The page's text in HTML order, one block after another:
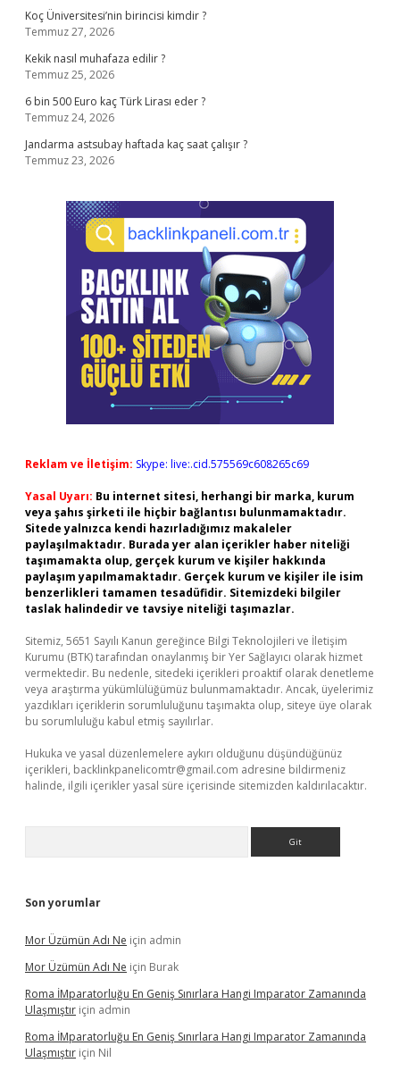
Koç Üniversitesi’nin birincisi kimdir ?
Temmuz 27, 2026
Kekik nasıl muhafaza edilir ?
Temmuz 25, 2026
6 bin 500 Euro kaç Türk Lirası eder ?
Temmuz 24, 2026
Jandarma astsubay haftada kaç saat çalışır ?
Temmuz 23, 2026
Reklam ve İletişim: Skype: live:.cid.575569c608265c69
Yasal Uyarı: Bu internet sitesi, herhangi bir marka, kurum
veya şahıs şirketi ile hiçbir bağlantısı bulunmamaktadır.
Sitede yalnızca kendi hazırladığımız makaleler
paylaşılmaktadır. Burada yer alan içerikler haber niteliği
taşımamakta olup, gerçek kurum ve kişiler hakkında
paylaşım yapılmamaktadır. Gerçek kurum ve kişiler ile isim
benzerlikleri tamamen tesadüfidir. Sitemizdeki bilgiler
taslak halindedir ve tavsiye niteliği taşımazlar.
Sitemiz, 5651 Sayılı Kanun gereğince Bilgi Teknolojileri ve İletişim
Kurumu (BTK) tarafından onaylanmış bir Yer Sağlayıcı olarak hizmet
vermektedir. Bu nedenle, sitedeki içerikleri proaktif olarak denetleme
veya araştırma yükümlülüğümüz bulunmamaktadır. Ancak, üyelerimiz
yazdıkları içeriklerin sorumluluğunu taşımakta olup, siteye üye olarak
bu sorumluluğu kabul etmiş sayılırlar.
Hukuka ve yasal düzenlemelere aykırı olduğunu düşündüğünüz
içerikleri, backlinkpanelicomtr@gmail.com adresine bildirmeniz
halinde, ilgili içerikler yasal süre içerisinde sitemizden kaldırılacaktır.
Son yorumlar
Mor Üzümün Adı Ne için admin
Mor Üzümün Adı Ne için Burak
Roma İMparatorluğu En Geniş Sınırlara Hangi Imparator Zamanında
Ulaşmıştır için admin
Roma İMparatorluğu En Geniş Sınırlara Hangi Imparator Zamanında
Ulaşmıştır için Nil